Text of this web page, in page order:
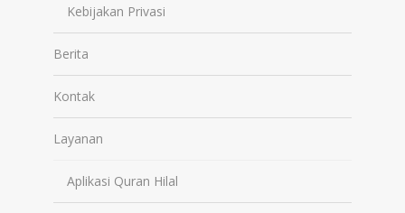
Kebijakan Privasi
Berita
Kontak
Layanan
Aplikasi Quran Hilal